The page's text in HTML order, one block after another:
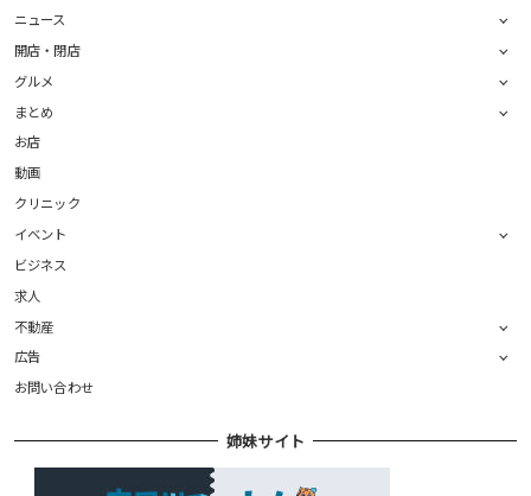
ニュース
開店・閉店
グルメ
まとめ
お店
動画
クリニック
イベント
ビジネス
求人
不動産
広告
お問い合わせ
姉妹サイト